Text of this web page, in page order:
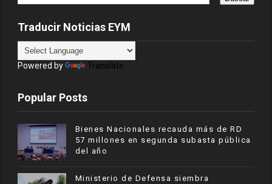
Traducir Noticias EYM
Powered by Translate
Popular Posts
Bienes Nacionales recauda más de RD
57 millones en segunda subasta pública
del año
Ministerio de Defensa siembra